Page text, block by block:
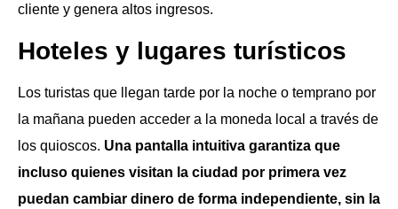
cliente y genera altos ingresos.
Hoteles y lugares turísticos
Los turistas que llegan tarde por la noche o temprano por
la mañana pueden acceder a la moneda local a través de
los quioscos. Una pantalla intuitiva garantiza que
incluso quienes visitan la ciudad por primera vez
puedan cambiar dinero de forma independiente, sin la